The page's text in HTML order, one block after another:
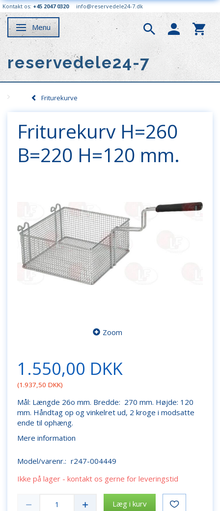
Kontakt os: +45 2047 0320 info@reservedele24-7.dk
Skifte navigation
Menu
reservedele24-7
Friturekurve
Friturekurv H=260
B=220 H=120 mm.
Zoom
1.550,00 DKK
(1.937,50 DKK)
Mål: Længde 26o mm. Bredde: 270 mm. Højde: 120
mm. Håndtag op og vinkelret ud, 2 kroge i modsatte
ende til ophæng.
Mere information
Model/varenr.: r247-004449
Ikke på lager - kontakt os gerne for leveringstid
Læg i kurv